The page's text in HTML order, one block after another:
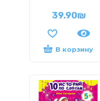
39.90₪
В корзину